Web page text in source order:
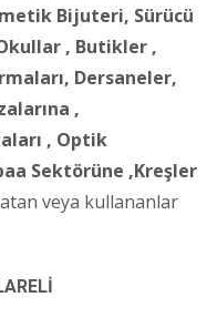
Bijuteri, Sürücü
, Butikler ,
Dersaneler,
,
, Optik
Sektörüne ,Kreşler
veya kullananlar